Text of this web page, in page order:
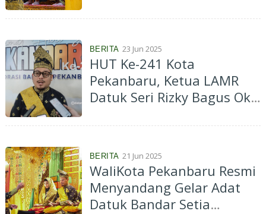
BERITA 23 Jun 2025
HUT Ke-241 Kota
Pekanbaru, Ketua LAMR
Datuk Seri Rizky Bagus Oka
BERITA 21 Jun 2025
WaliKota Pekanbaru Resmi
Menyandang Gelar Adat
Datuk Bandar Setia